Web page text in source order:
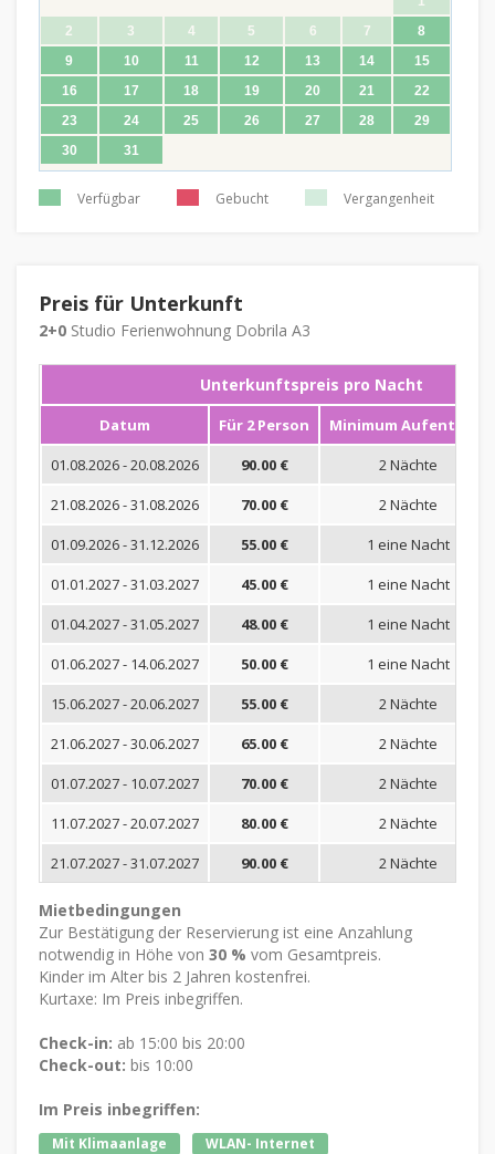
2
3 4 5 6 7
8
9
10 11 12 13 14
15
16
17 18 19 20 21
22
23
24 25 26 27 28
29
30
31
Verfügbar Gebucht Vergangenheit
Preis für Unterkunft
2+0 Studio Ferienwohnung Dobrila A3
Unterkunftspreis pro Nacht
Datum Für 2 Person
Minimum Aufenthalt
01.08.2026 - 20.08.2026
90.00 €
2 Nächte
21.08.2026 - 31.08.2026
70.00 €
2 Nächte
01.09.2026 - 31.12.2026
55.00 €
1 eine Nacht
01.01.2027 - 31.03.2027
45.00 €
1 eine Nacht
01.04.2027 - 31.05.2027
48.00 €
1 eine Nacht
01.06.2027 - 14.06.2027
50.00 €
1 eine Nacht
15.06.2027 - 20.06.2027
55.00 €
2 Nächte
21.06.2027 - 30.06.2027
65.00 €
2 Nächte
01.07.2027 - 10.07.2027
70.00 €
2 Nächte
11.07.2027 - 20.07.2027
80.00 €
2 Nächte
21.07.2027 - 31.07.2027
90.00 € 2 Nächte
Mietbedingungen
Zur Bestätigung der Reservierung ist eine Anzahlung
notwendig in Höhe von 30 % vom Gesamtpreis.
Kinder im Alter bis 2 Jahren kostenfrei.
Kurtaxe: Im Preis inbegriffen.
Check-in: ab 15:00 bis 20:00
Check-out: bis 10:00
Im Preis inbegriffen:
Mit Klimaanlage WLAN- Internet